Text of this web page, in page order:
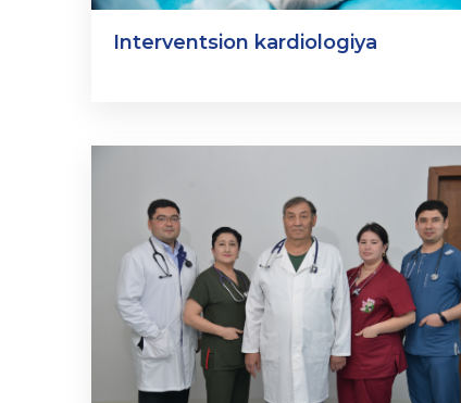
Interventsion kardiologiya